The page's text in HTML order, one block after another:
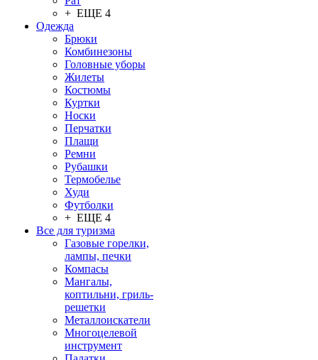
+ ЕЩЕ 4
Одежда
Брюки
Комбинезоны
Головные уборы
Жилеты
Костюмы
Куртки
Носки
Перчатки
Плащи
Ремни
Рубашки
Термобелье
Худи
Футболки
+ ЕЩЕ 4
Все для туризма
Газовые горелки,
лампы, печки
Компасы
Мангалы,
коптильни, гриль-
решетки
Металлоискатели
Многоцелевой
инструмент